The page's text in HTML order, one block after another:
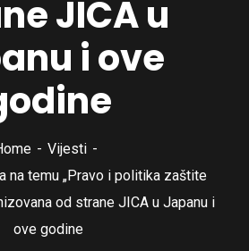
JICA u
i ove
Vijesti
na temu „Pravo i politika zaštite
od strane JICA u Japanu i
ove godine